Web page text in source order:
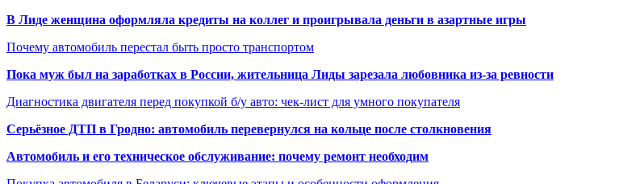
В Лиде женщина оформляла кредиты на коллег и проигрывала деньги в азартные игры
Почему автомобиль перестал быть просто транспортом
Пока муж был на заработках в России, жительница Лиды зарезала любовника из-за ревности
Диагностика двигателя перед покупкой б/у авто: чек-лист для умного покупателя
Серьёзное ДТП в Гродно: автомобиль перевернулся на кольце после столкновения
Автомобиль и его техническое обслуживание: почему ремонт необходим